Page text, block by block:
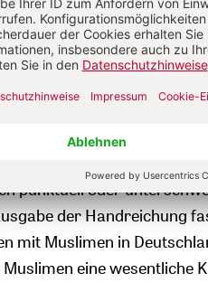
ganz im Zeichen einer
will um Verständnis
erklärt, nicht ohne auf
über den orientalischen
und
beratender Funktion
punktuell oder
der Handreichung
mit Muslimen in
eine wesentliche